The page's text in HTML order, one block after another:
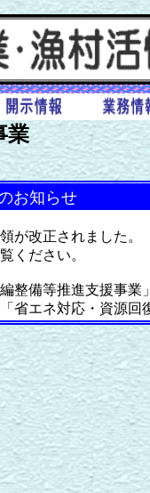
業
お知らせ
改正されました。
ください。
整備等推進支援事業
省エネ対応・資源